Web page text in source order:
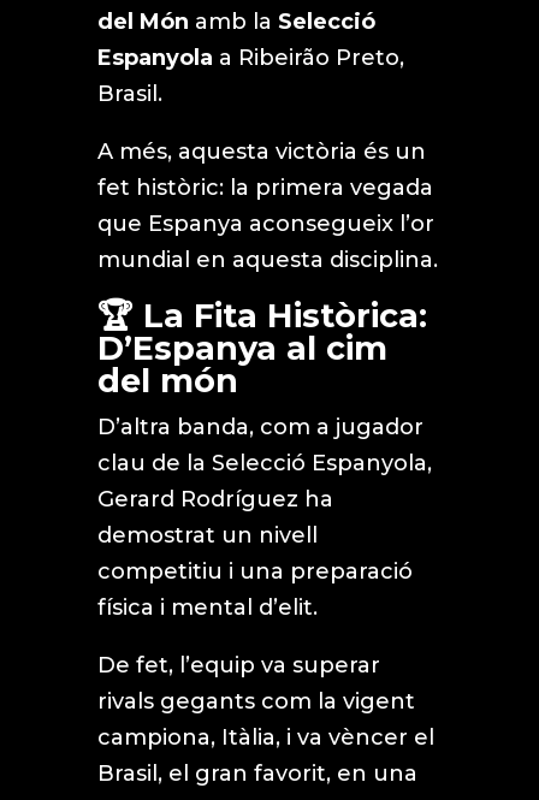
del Món amb la Selecció
Espanyola a Ribeirão Preto,
Brasil.
A més, aquesta victòria és un
fet històric: la primera vegada
que Espanya aconsegueix l’or
mundial en aquesta disciplina.
🏆 La Fita Històrica:
D’Espanya al cim
del món
D’altra banda, com a jugador
clau de la Selecció Espanyola,
Gerard Rodríguez ha
demostrat un nivell
competitiu i una preparació
física i mental d’elit.
De fet, l’equip va superar
rivals gegants com la vigent
campiona, Itàlia, i va vèncer el
Brasil, el gran favorit, en una